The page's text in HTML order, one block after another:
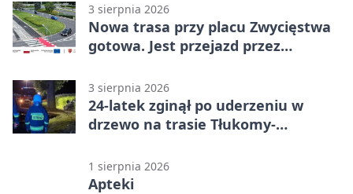
3 sierpnia 2026
Nowa trasa przy placu Zwycięstwa
gotowa. Jest przejazd przez
3 sierpnia 2026
24-latek zginął po uderzeniu w
drzewo na trasie Tłukomy-
1 sierpnia 2026
Apteki